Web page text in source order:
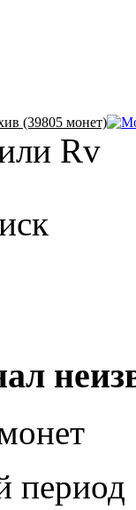
(39805 монет)
Rv
период